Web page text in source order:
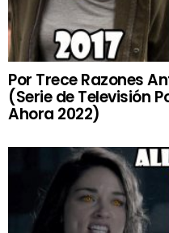
Por Trece Razones
(Serie de Televisión
Ahora 2022)